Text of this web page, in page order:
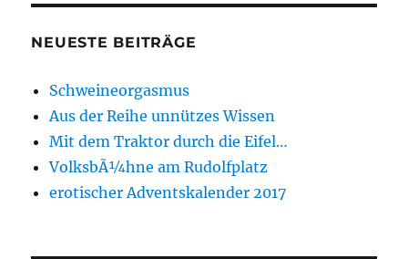
NEUESTE BEITRÄGE
Schweineorgasmus
Aus der Reihe unnützes Wissen
Mit dem Traktor durch die Eifel…
VolksbÃ¼hne am Rudolfplatz
erotischer Adventskalender 2017